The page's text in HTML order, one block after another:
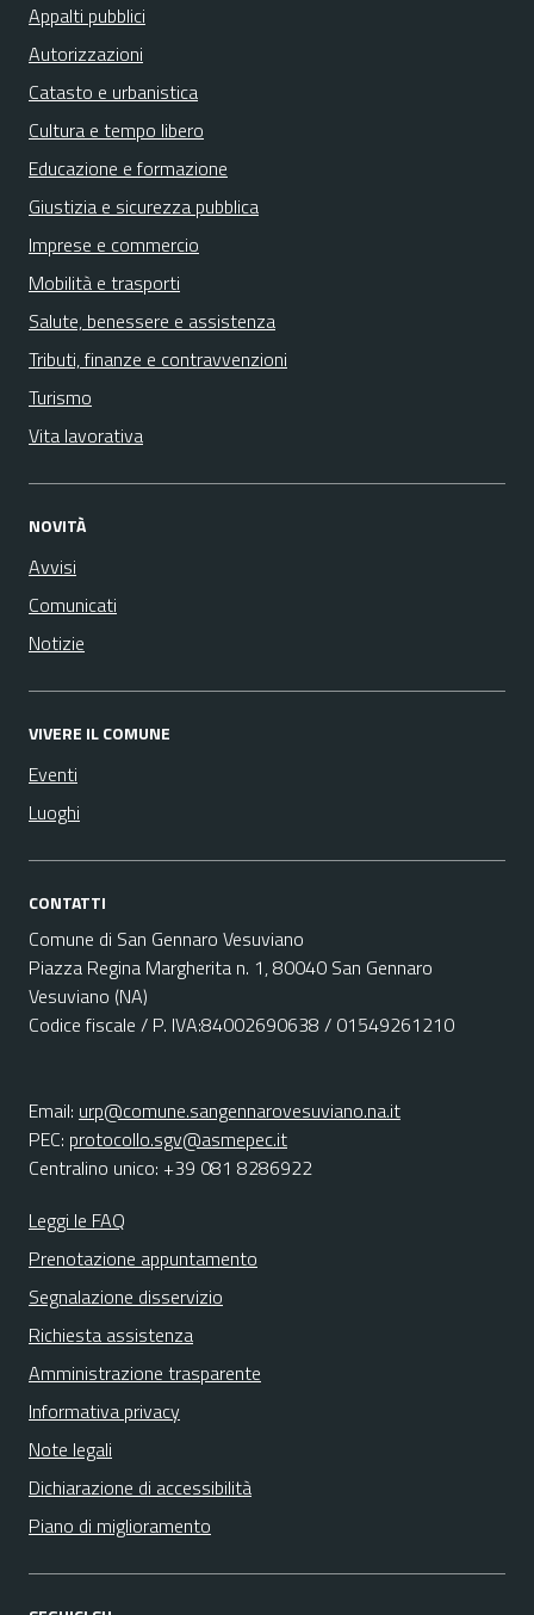
Appalti pubblici
Autorizzazioni
Catasto e urbanistica
Cultura e tempo libero
Educazione e formazione
Giustizia e sicurezza pubblica
Imprese e commercio
Mobilità e trasporti
Salute, benessere e assistenza
Tributi, finanze e contravvenzioni
Turismo
Vita lavorativa
NOVITÀ
Avvisi
Comunicati
Notizie
VIVERE IL COMUNE
Eventi
Luoghi
CONTATTI
Comune di San Gennaro Vesuviano
Piazza Regina Margherita n. 1, 80040 San Gennaro
Vesuviano (NA)
Codice fiscale / P. IVA:84002690638 / 01549261210
Email: urp@comune.sangennarovesuviano.na.it
PEC: protocollo.sgv@asmepec.it
Centralino unico: +39 081 8286922
Leggi le FAQ
Prenotazione appuntamento
Segnalazione disservizio
Richiesta assistenza
Amministrazione trasparente
Informativa privacy
Note legali
Dichiarazione di accessibilità
Piano di miglioramento